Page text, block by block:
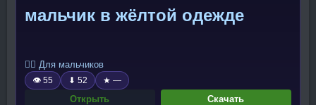
мальчик в жёлтой одежде
🧍‍♂️ Для мальчиков
👁 55 ⬇ 52 ★ —
Открыть Скачать